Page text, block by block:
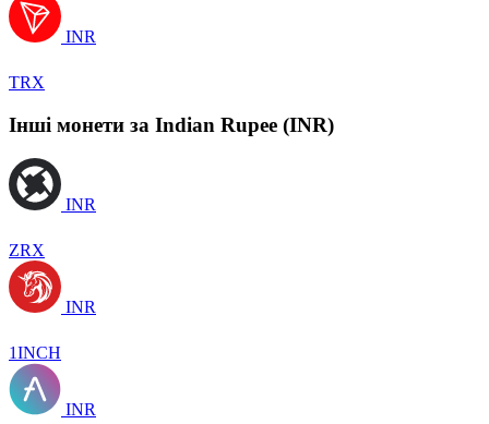
INR
TRX
Інші монети за Indian Rupee (INR)
INR
ZRX
INR
1INCH
INR